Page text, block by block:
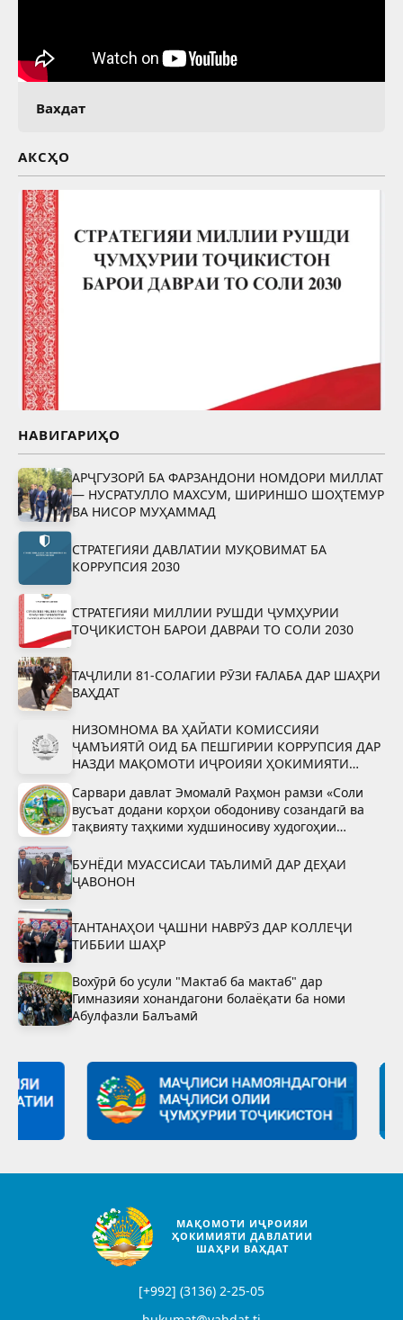
Вахдат
АКСҲО
НАВИГАРИҲО
АРҶГУЗОРӢ БА ФАРЗАНДОНИ НОМДОРИ МИЛЛАТ
— НУСРАТУЛЛО МАХСУМ, ШИРИНШО ШОҲТЕМУР
ВА НИСОР МУҲАММАД
СТРАТЕГИЯИ ДАВЛАТИИ МУҚОВИМАТ БА
КОРРУПСИЯ 2030
СТРАТЕГИЯИ МИЛЛИИ РУШДИ ҶУМҲУРИИ
ТОҶИКИСТОН БАРОИ ДАВРАИ ТО СОЛИ 2030
ТАҶЛИЛИ 81-СОЛАГИИ РӮЗИ ҒАЛАБА ДАР ШАҲРИ
ВАҲДАТ
НИЗОМНОМА ВА ҲАЙАТИ КОМИССИЯИ
ҶАМЪИЯТӢ ОИД БА ПЕШГИРИИ КОРРУПСИЯ ДАР
НАЗДИ МАҚОМОТИ ИҶРОИЯИ ҲОКИМИЯТИ
Сарвари давлат Эмомалӣ Раҳмон рамзи «Соли
вусъат додани корҳои ободониву созандагӣ ва
тақвияту таҳкими худшиносиву худогоҳии
БУНЁДИ МУАССИСАИ ТАЪЛИМӢ ДАР ДЕҲАИ
ҶАВОНОН
ТАНТАНАҲОИ ҶАШНИ НАВРӮЗ ДАР КОЛЛЕҶИ
ТИББИИ ШАҲР
Вохӯрӣ бо усули "Мактаб ба мактаб" дар
Гимназияи хонандагони болаёқати ба номи
Абулфазли Балъамӣ
МАҚОМОТИ ИҶРОИЯИ
ҲОКИМИЯТИ ДАВЛАТИИ
ШАҲРИ ВАҲДАТ
[+992] (3136) 2-25-05